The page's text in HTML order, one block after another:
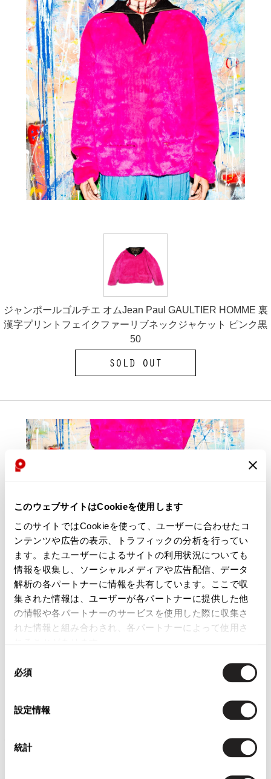
このウェブサイトはCookieを使用します
このサイトではCookieを使って、ユーザーに合わせたコ
ンテンツや広告の表示、トラフィックの分析を行ってい
ます。またユーザーによるサイトの利用状況についても
情報を収集し、ソーシャルメディアや広告配信、データ
解析の各パートナーに情報を共有しています。ここで収
集された情報は、ユーザーが各パートナーに提供した他
の情報や各パートナーのサービスを使用した際に収集さ
れた情報と組み合わされ、各パートナーによって使用さ
必須
設定情報
統計
ジャンポールゴルチエ オムJean Paul GAULTIER HOMME 裏
漢字プリントフェイクファーリブネックジャケット ピンク黒
50
SOLD OUT
ジャンポールゴルチエ オムJean Paul GAULTIER HOMME コ